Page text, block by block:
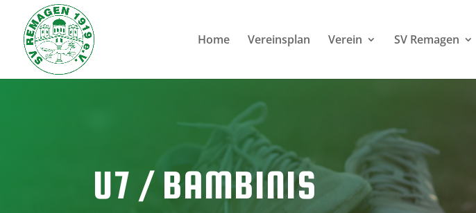
Home Vereinsplan Verein SV Remagen
U7 / BAMBINIS